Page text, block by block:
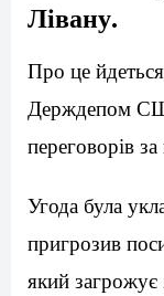
Лівану.
Про це
Держдепом
переговорів
Угода була
пригрозив
який